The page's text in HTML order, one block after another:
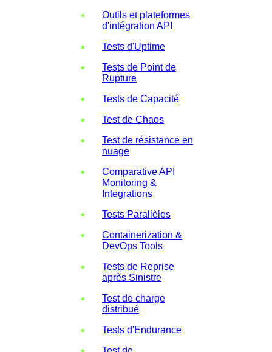
Outils et plateformes
d'intégration API
Tests d'Uptime
Tests de Point de
Rupture
Tests de Capacité
Test de Chaos
Test de résistance en
nuage
Comparative API
Monitoring &
Integrations
Tests Parallèles
Containerization &
DevOps Tools
Tests de Reprise
après Sinistre
Test de charge
distribué
Tests d'Endurance